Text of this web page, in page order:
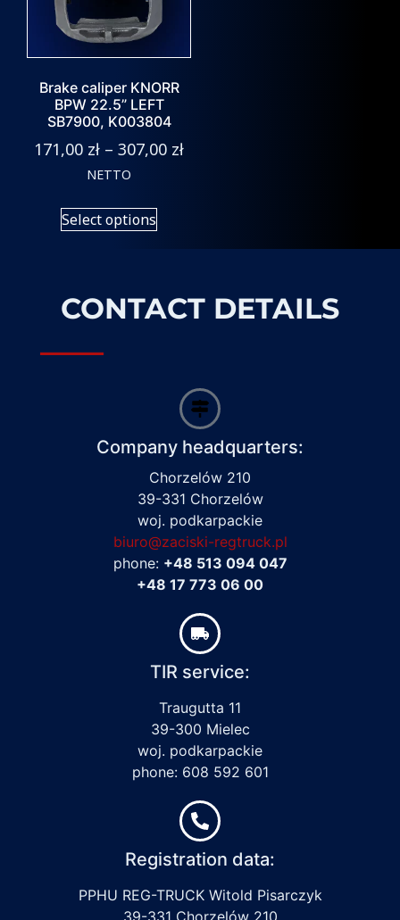
Brake caliper KNORR
BPW 22.5” LEFT
SB7900, K003804
171,00 zł – 307,00 zł
NETTO
Select options
CONTACT DETAILS
Company headquarters:
Chorzelów 210
39-331 Chorzelów
woj. podkarpackie
biuro@zaciski-regtruck.pl
phone: +48 513 094 047
+48 17 773 06 00
TIR service:
Traugutta 11
39-300 Mielec
woj. podkarpackie
phone: 608 592 601
Registration data:
PPHU REG-TRUCK Witold Pisarczyk
39-331 Chorzelów 210